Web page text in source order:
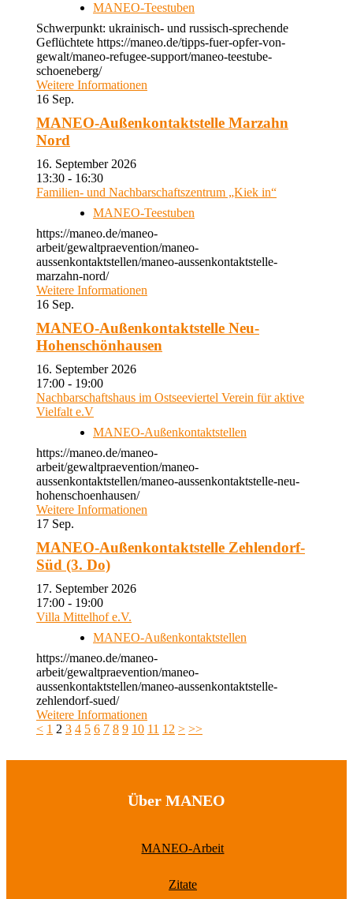
MANEO-Teestuben
Schwerpunkt: ukrainisch- und russisch-sprechende
Geflüchtete https://maneo.de/tipps-fuer-opfer-von-
gewalt/maneo-refugee-support/maneo-teestube-
schoeneberg/
Weitere Informationen
16 Sep.
MANEO-Außenkontaktstelle Marzahn
Nord
16. September 2026
13:30 - 16:30
Familien- und Nachbarschaftszentrum „Kiek in“
MANEO-Teestuben
https://maneo.de/maneo-
arbeit/gewaltpraevention/maneo-
aussenkontaktstellen/maneo-aussenkontaktstelle-
marzahn-nord/
Weitere Informationen
16 Sep.
MANEO-Außenkontaktstelle Neu-
Hohenschönhausen
16. September 2026
17:00 - 19:00
Nachbarschaftshaus im Ostseeviertel Verein für aktive
Vielfalt e.V
MANEO-Außenkontaktstellen
https://maneo.de/maneo-
arbeit/gewaltpraevention/maneo-
aussenkontaktstellen/maneo-aussenkontaktstelle-neu-
hohenschoenhausen/
Weitere Informationen
17 Sep.
MANEO-Außenkontaktstelle Zehlendorf-
Süd (3. Do)
17. September 2026
17:00 - 19:00
Villa Mittelhof e.V.
MANEO-Außenkontaktstellen
https://maneo.de/maneo-
arbeit/gewaltpraevention/maneo-
aussenkontaktstellen/maneo-aussenkontaktstelle-
zehlendorf-sued/
Weitere Informationen
< 1 2 3 4 5 6 7 8 9 10 11 12 > >>
Über MANEO
MANEO-Arbeit
Zitate